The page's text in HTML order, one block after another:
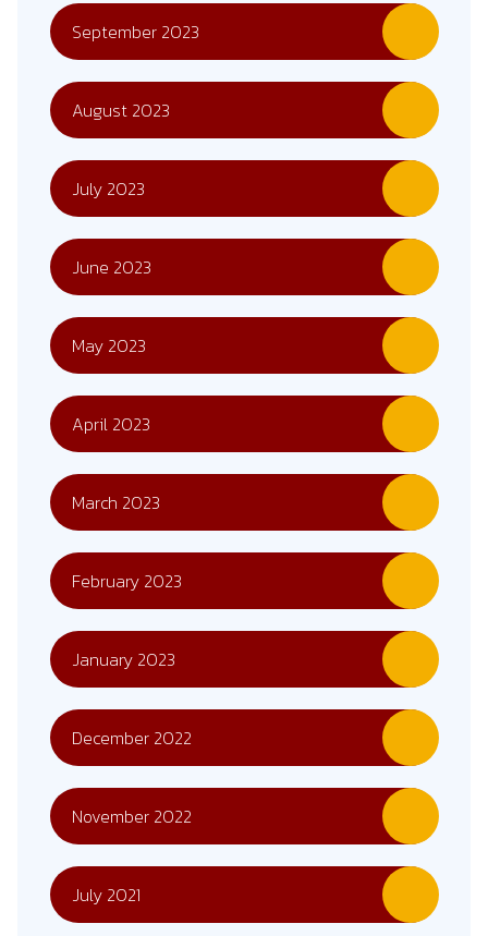
September 2023
August 2023
July 2023
June 2023
May 2023
April 2023
March 2023
February 2023
January 2023
December 2022
November 2022
July 2021